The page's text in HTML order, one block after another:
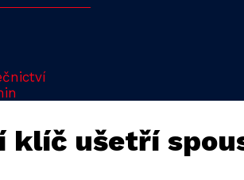
klíč ušetří